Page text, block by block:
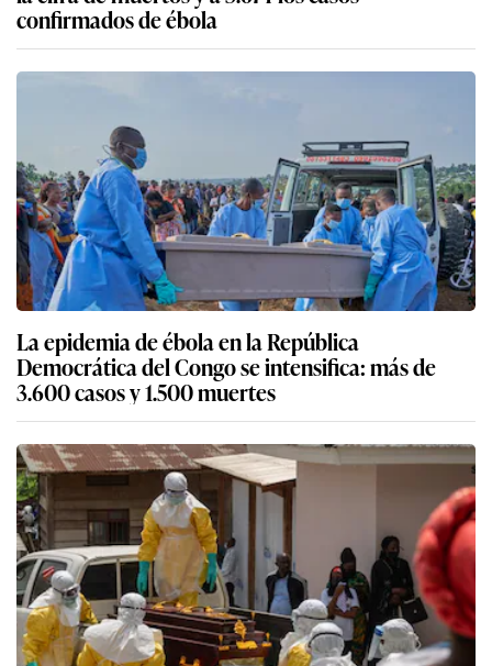
confirmados de ébola
La epidemia de ébola en la República
Democrática del Congo se intensifica: más de
3.600 casos y 1.500 muertes